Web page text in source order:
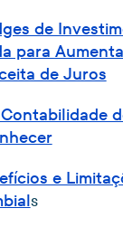
de
para
de Juros
e
s